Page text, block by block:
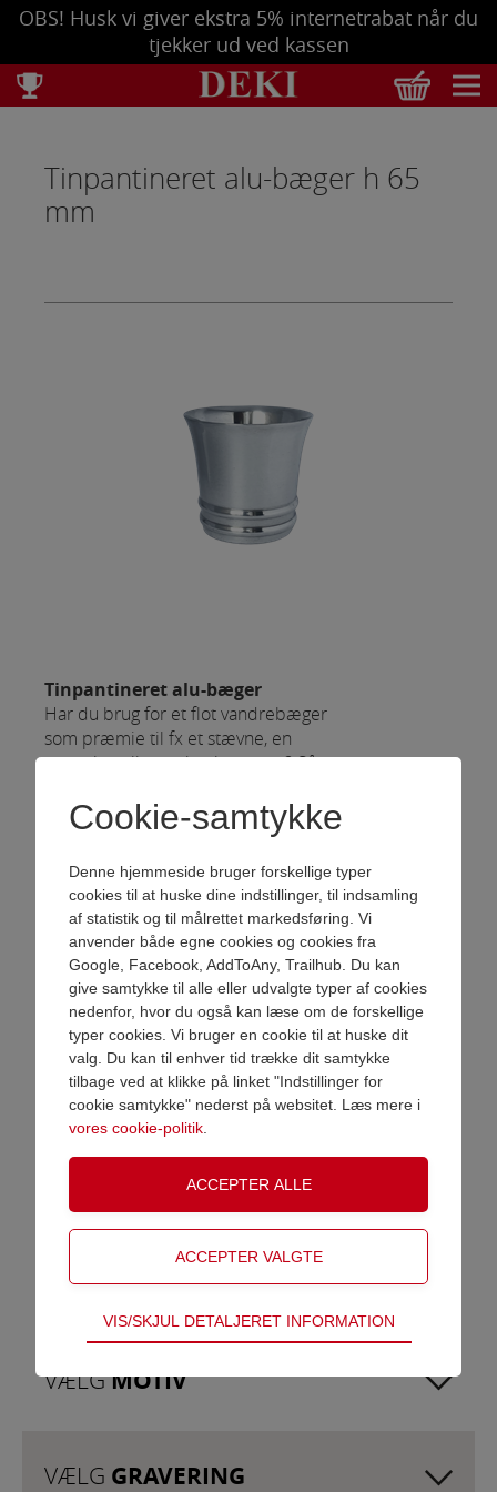
OBS! Husk vi giver ekstra 5% internetrabat når du
tjekker ud ved kassen
Se bestilling
Tøm kurv
Tinpantineret alu-bæger h 65
mm
Tinpantineret alu-bæger
Har du brug for et flot vandrebæger
som præmie til fx et stævne, en
turnering eller en konkurrence? Så
gravering – fx med modtagernes
navne, turnering og årstal, et
velegnet og populært hædersbevis
til vinderne. Du kan vælge mellem
forskellige skrifttyper i din gravering,
så du kan skræddersy dit bæger, så
det passer til din smag.
Varenr.1140
Pris ex. momsDKK 88,00
Pris inkl. momsDKK 110,00
Motiv
Vælg motiv
Gravering
Vælg gravering
Upload eget logo
Se priser og betingelser for eget logo
Klik for at vælge, eller træk billedet hertil.
VÆLGMOTIV
VÆLG GRAVERING
VAREN ER NU LAGT I KURV
Shop videre Gå til betaling
Cookie-samtykke
Denne hjemmeside bruger forskellige typer
cookies til at huske dine indstillinger, til indsamling
af statistik og til målrettet markedsføring. Vi
anvender både egne cookies og cookies fra
Google, Facebook, AddToAny, Trailhub. Du kan
give samtykke til alle eller udvalgte typer af cookies
nedenfor, hvor du også kan læse om de forskellige
typer cookies. Vi bruger en cookie til at huske dit
valg. Du kan til enhver tid trække dit samtykke
tilbage ved at klikke på linket "Indstillinger for
cookie samtykke" nederst på websitet. Læs mere i
vores cookie-politik
Teknisk
Tekniske cookies er nødvendige for hjemmesidens
adgangskontrol samt indkøbskurv og kan derfor
Statistik
VIS/SKJUL DETALJERET INFORMATION